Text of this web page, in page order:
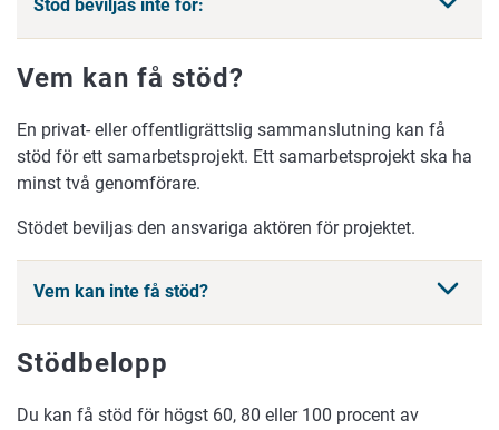
Stöd beviljas inte för:
Vem kan få stöd?
En privat- eller offentligrättslig sammanslutning kan få
stöd för ett samarbetsprojekt. Ett samarbetsprojekt ska ha
minst två genomförare.
Stödet beviljas den ansvariga aktören för projektet.
Vem kan inte få stöd?
Stödbelopp
Du kan få stöd för högst 60, 80 eller 100 procent av